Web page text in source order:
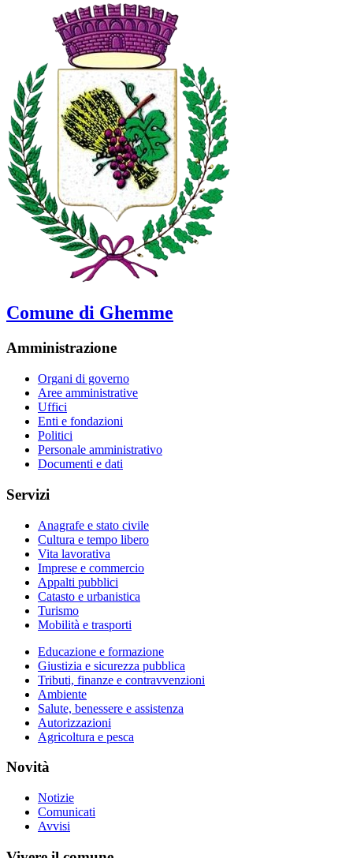
Comune di Ghemme
Amministrazione
Organi di governo
Aree amministrative
Uffici
Enti e fondazioni
Politici
Personale amministrativo
Documenti e dati
Servizi
Anagrafe e stato civile
Cultura e tempo libero
Vita lavorativa
Imprese e commercio
Appalti pubblici
Catasto e urbanistica
Turismo
Mobilità e trasporti
Educazione e formazione
Giustizia e sicurezza pubblica
Tributi, finanze e contravvenzioni
Ambiente
Salute, benessere e assistenza
Autorizzazioni
Agricoltura e pesca
Novità
Notizie
Comunicati
Avvisi